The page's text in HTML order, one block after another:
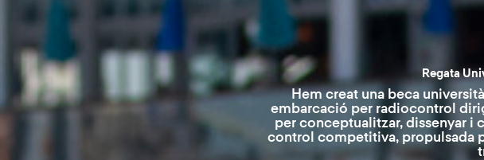
Regata
Hem creat una beca
embarcació per radiocontrol
per conceptualitzar, dissenyar i
control competitiva, propulsada